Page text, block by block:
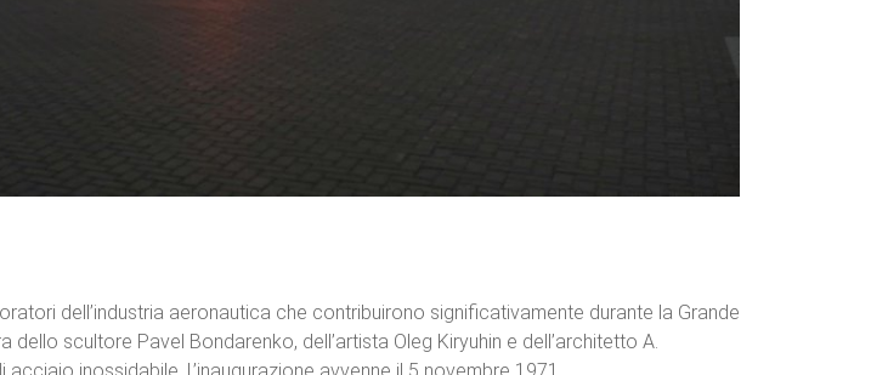
dell’industria aeronautica che contribuirono significativamente durante la Grande
scultore Pavel Bondarenko, dell’artista Oleg Kiryuhin e dell’architetto A.